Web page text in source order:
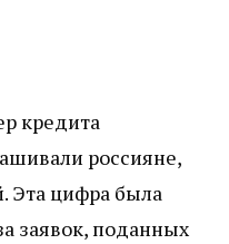
кредита
россияне,
Эта цифра была
заявок, поданных